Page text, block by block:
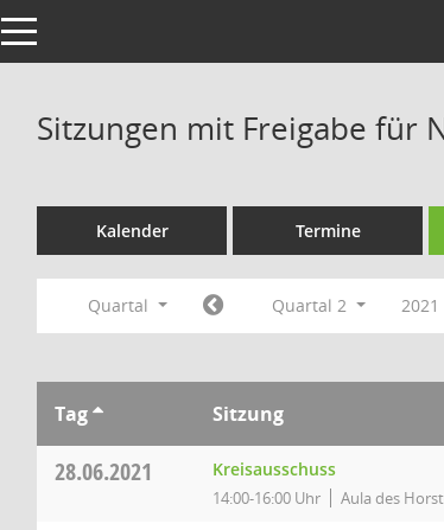
Toggle navigation
Sitzungen mit Freigabe für
Kalender Termine
Quartal Quartal 2 2021
Tag Sitzung
28.06.2021 Kreisausschuss
14:00-16:00 Uhr Aula des